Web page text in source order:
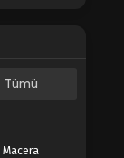
Tümü
Macera